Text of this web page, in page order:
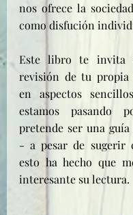
nos ofrece la
como disfución
Este libro te invita
revisión de tu
en aspectos
estamos pasando
pretende ser una
- a pesar de sugerir
esto ha hecho que
interesante su lectura.